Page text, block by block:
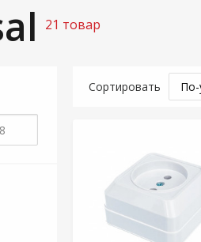
21 товар
Сортировать